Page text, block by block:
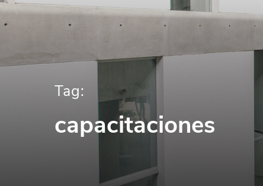
Tag:
capacitaciones